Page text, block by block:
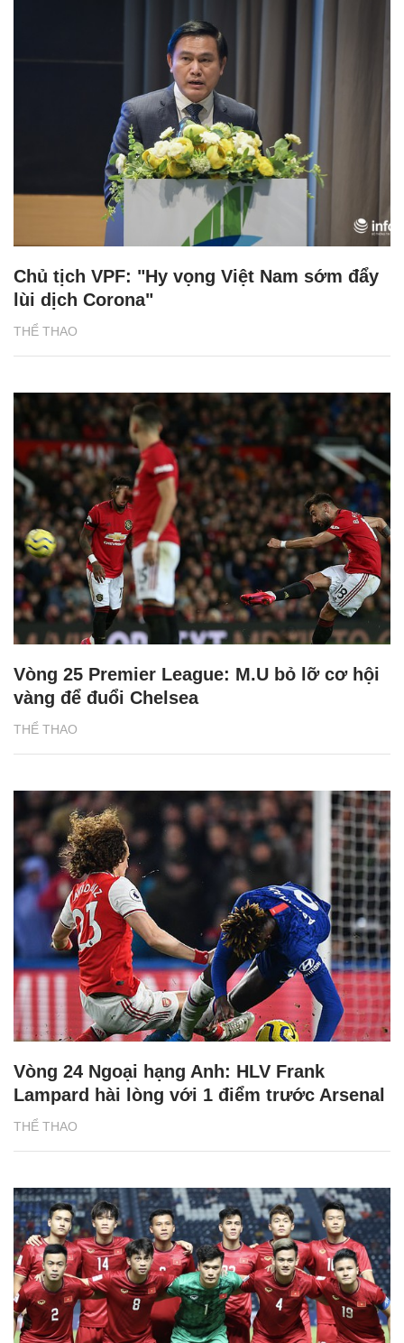
THỂ THAO
Chủ tịch VPF: "Hy vọng Việt Nam sớm đẩy
lùi dịch Corona"
THỂ THAO
Vòng 25 Premier League: M.U bỏ lỡ cơ hội
vàng để đuổi Chelsea
THỂ THAO
Vòng 24 Ngoại hạng Anh: HLV Frank
Lampard hài lòng với 1 điểm trước Arsenal